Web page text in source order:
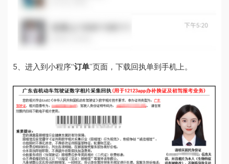
5、进入到小程序“订单”页面，下载回执单到手机上。